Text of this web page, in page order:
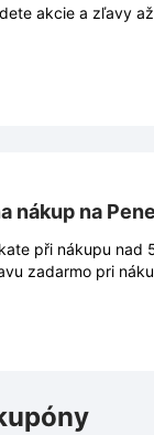
akcie a zľavy
nákup na
při nákupu nad
zadarmo pri